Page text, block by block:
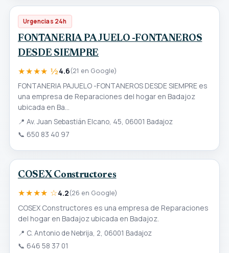
Urgencias 24h
FONTANERIA PAJUELO -FONTANEROS
DESDE SIEMPRE
★★★★ ½4.6(21 en Google)
FONTANERIA PAJUELO -FONTANEROS DESDE SIEMPRE es
una empresa de Reparaciones del hogar en Badajoz
ubicada en Ba...
📍 Av. Juan Sebastián Elcano, 45, 06001 Badajoz
📞 650 83 40 97
COSEX Constructores
★★★★ ☆4.2(26 en Google)
COSEX Constructores es una empresa de Reparaciones
del hogar en Badajoz ubicada en Badajoz.
📍 C. Antonio de Nebrija, 2, 06001 Badajoz
📞 646 58 37 01